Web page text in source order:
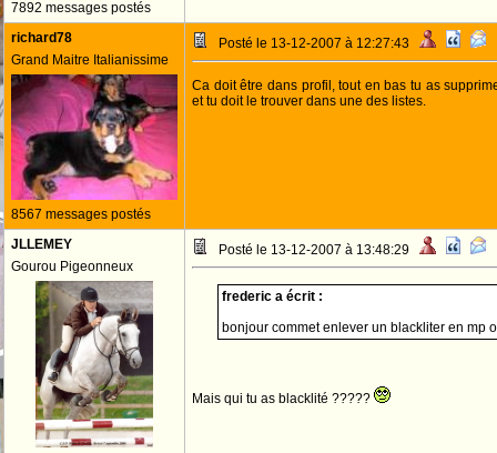
7892 messages postés
richard78
Grand Maitre Italianissime
8567 messages postés
Posté le 13-12-2007 à 12:27:43
Ca doit être dans profil, tout en bas tu as
et tu doit le trouver dans une des listes.
JLLEMEY
Gourou Pigeonneux
Posté le 13-12-2007 à 13:48:29
frederic a écrit :
bonjour commet enlever un blackliter en mp
Mais qui tu as blacklité ?????